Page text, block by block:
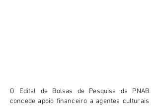
O Edital de Bolsas de Pesquisa da PNAB
concede apoio financeiro a agentes culturais